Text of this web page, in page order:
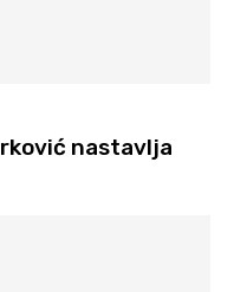
nastavlja